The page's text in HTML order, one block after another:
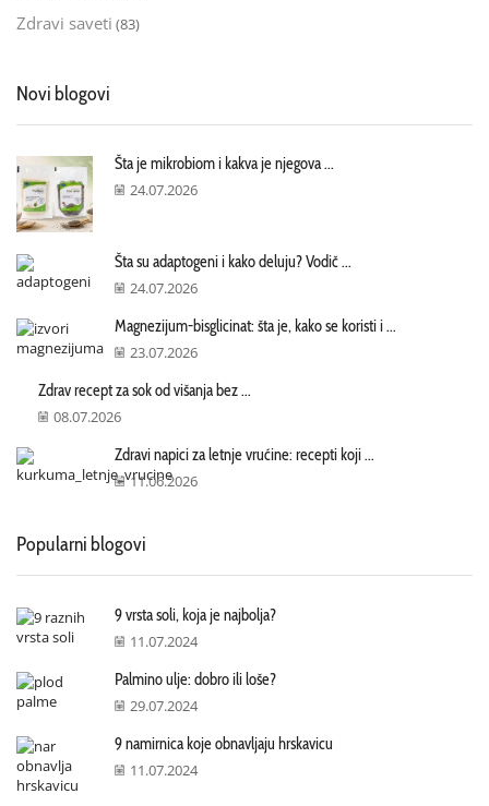
Zdravi saveti (83)
Novi blogovi
Šta je mikrobiom i kakva je njegova ...
24.07.2026
Šta su adaptogeni i kako deluju? Vodič ...
24.07.2026
Magnezijum-bisglicinat: šta je, kako se koristi i ...
23.07.2026
Zdrav recept za sok od višanja bez ...
08.07.2026
Zdravi napici za letnje vrućine: recepti koji ...
11.06.2026
Popularni blogovi
9 vrsta soli, koja je najbolja?
11.07.2024
Palmino ulje: dobro ili loše?
29.07.2024
9 namirnica koje obnavljaju hrskavicu
11.07.2024